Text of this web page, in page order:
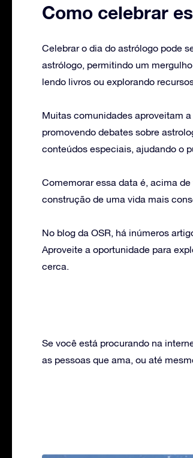
Como celebrar
Celebrar o dia do astrólogo pode
astrólogo, permitindo um
lendo livros ou explorando
Muitas comunidades aproveitam
promovendo debates sobre
conteúdos especiais, ajudando o
Comemorar essa data é, acima
construção de uma vida mais
No blog da OSR, há inúmeros
Aproveite a oportunidade para
cerca.
Se você está procurando na
as pessoas que ama, ou até